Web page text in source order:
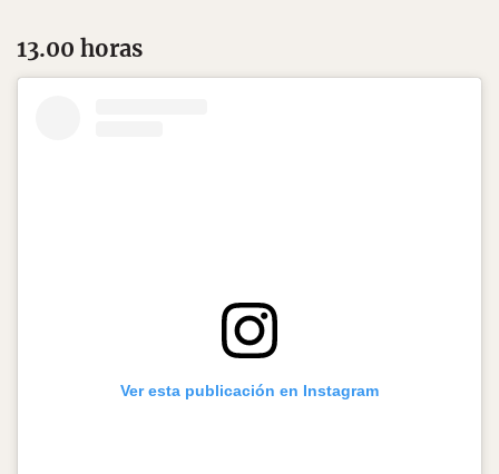
13.00 horas
Ver esta publicación en Instagram